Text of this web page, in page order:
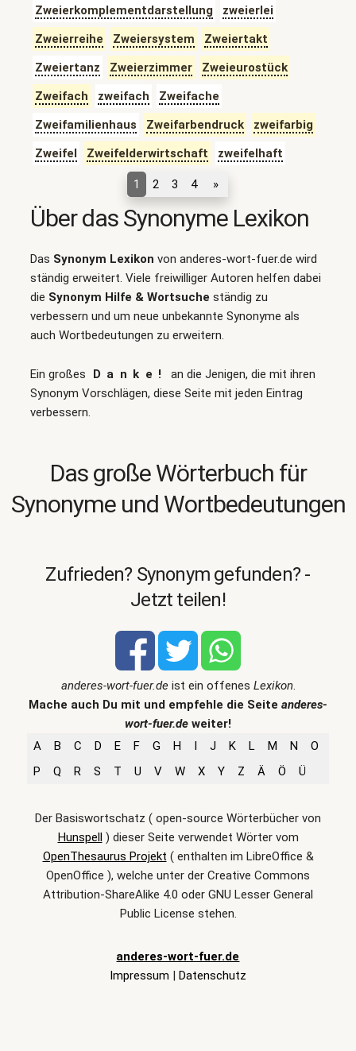
Zweierkomplementdarstellung
zweierlei
Zweierreihe
Zweiersystem
Zweiertakt
Zweiertanz
Zweierzimmer
Zweieurostück
Zweifach
zweifach
Zweifache
Zweifamilienhaus
Zweifarbendruck
zweifarbig
Zweifel
Zweifelderwirtschaft zweifelhaft
1 2 3 4 »
Über das Synonyme Lexikon
Das Synonym Lexikon von anderes-wort-fuer.de wird
ständig erweitert. Viele freiwilliger Autoren helfen dabei
die Synonym Hilfe & Wortsuche ständig zu
verbessern und um neue unbekannte Synonyme als
auch Wortbedeutungen zu erweitern.
Ein großes Danke!
an die Jenigen, die mit ihren
Synonym Vorschlägen, diese Seite mit jeden Eintrag
verbessern.
Das große Wörterbuch für
Synonyme und Wortbedeutungen
Zufrieden? Synonym gefunden? -
Jetzt teilen!
anderes-wort-fuer.deist ein offenes Lexikon.
Mache auch Du mit und empfehle die Seite anderes-
wort-fuer.de weiter!
A
B C D E F G H I J K L M N
O
P
Q R S T U V W X Y Z Ä Ö Ü
Der Basiswortschatz ( open-source Wörterbücher von
Hunspell) dieser Seite verwendet Wörter vom
OpenThesaurus Projekt ( enthalten im LibreOffice &
OpenOffice ), welche unter der Creative Commons
Attribution-ShareAlike 4.0 oder GNU Lesser General
Public License stehen.
anderes-wort-fuer.de
Impressum | Datenschutz